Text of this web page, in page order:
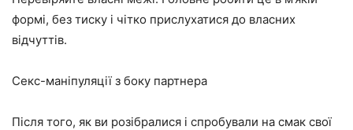
формі, без тиску і чітко прислухатися до власних
відчуттів.
Секс-маніпуляції з боку партнера
Після того, як ви розібралися і спробували на смак свої